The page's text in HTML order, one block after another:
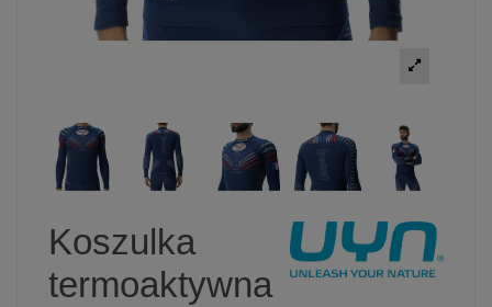
Koszulka
termoaktywna